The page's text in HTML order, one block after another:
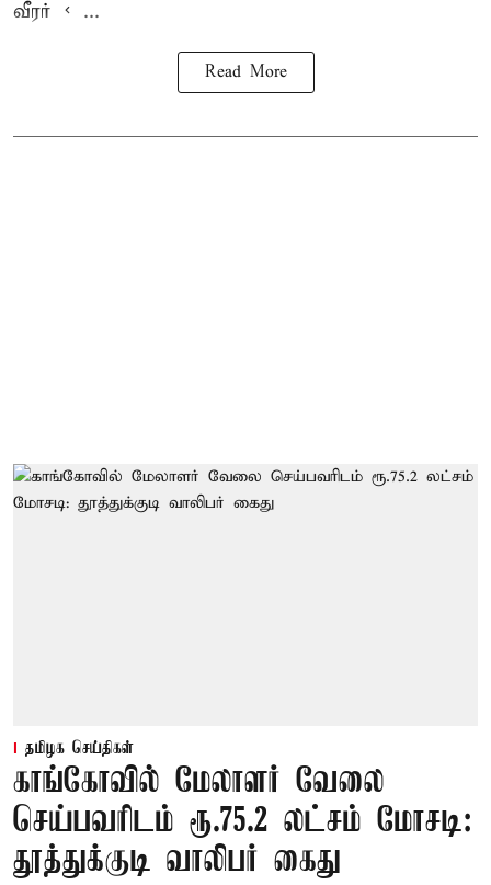
வீரர் < ...
Read More
தமிழக செய்திகள்
காங்கோவில் மேலாளர் வேலை
செய்பவரிடம் ரூ.75.2 லட்சம் மோசடி:
தூத்துக்குடி வாலிபர் கைது